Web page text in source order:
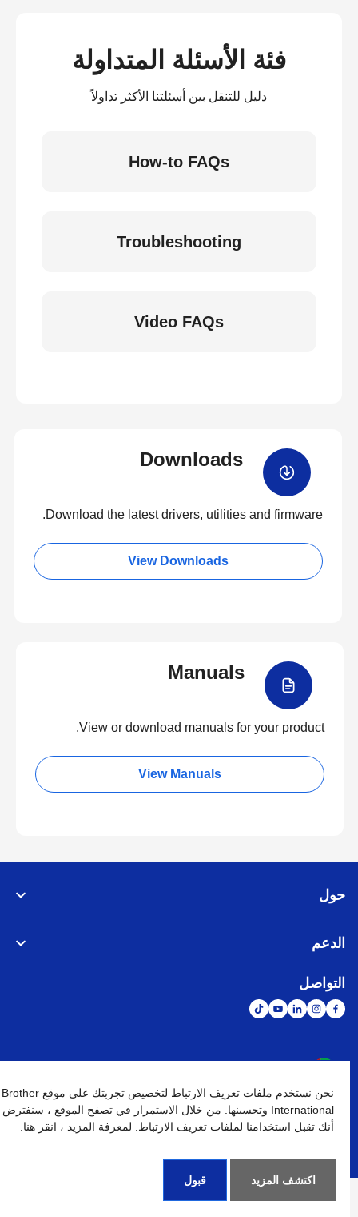
فئة الأسئلة المتداولة
دليل للتنقل بين أسئلتنا الأكثر تداولاً
How-to FAQs
Troubleshooting
Video FAQs
Downloads
Download the latest drivers, utilities and firmware.
View Downloads
Manuals
View or download manuals for your product.
View Manuals
حول
الدعم
التواصل
نهج الخصوصية شروط الإستخدام خريطة الموقع الإنتقال إلى الموقع العالمي
نحن نستخدم ملفات تعريف الارتباط لتخصيص تجربتك على موقع Brother
International وتحسينها. من خلال الاستمرار في تصفح الموقع ، سنفترض
أنك تقبل استخدامنا لملفات تعريف الارتباط. لمعرفة المزيد ، انقر هنا.
اكتشف المزيد قبول